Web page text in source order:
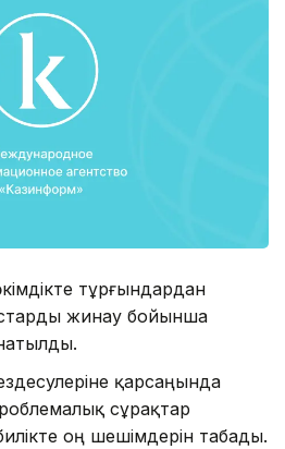
тұрғындардан
жинау бойынша
қарсаңында
сұрақтар
оң шешімдерін табады.